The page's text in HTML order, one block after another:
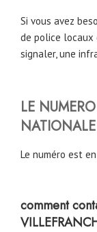
Si vous avez
de police locaux
signaler, une
LE
Le numéro est
comment